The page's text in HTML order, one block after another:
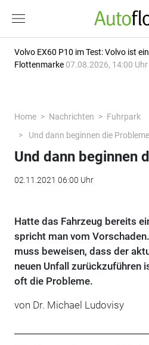
Volvo EX60 P10 im Test: Volvo ist
Flottenmarke 07.08.2026, 14:00 Uhr
Home Nachrichten
Fuhrpark
Und dann beginnen die Probleme
Und dann beginnen
02.11.2021 06:00 Uhr
Hatte das Fahrzeug bereits
spricht man vom
muss beweisen, dass der
neuen Unfall zurückzuführen
oft die Probleme.
von Dr. Michael Ludovisy